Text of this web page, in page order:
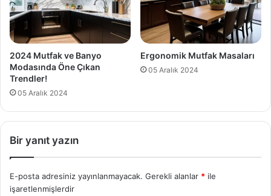
2024 Mutfak ve Banyo
Modasında Öne Çıkan
Trendler!
05 Aralık 2024
Ergonomik Mutfak Masaları
05 Aralık 2024
Bir yanıt yazın
E-posta adresiniz yayınlanmayacak. Gerekli alanlar * ile
işaretlenmişlerdir